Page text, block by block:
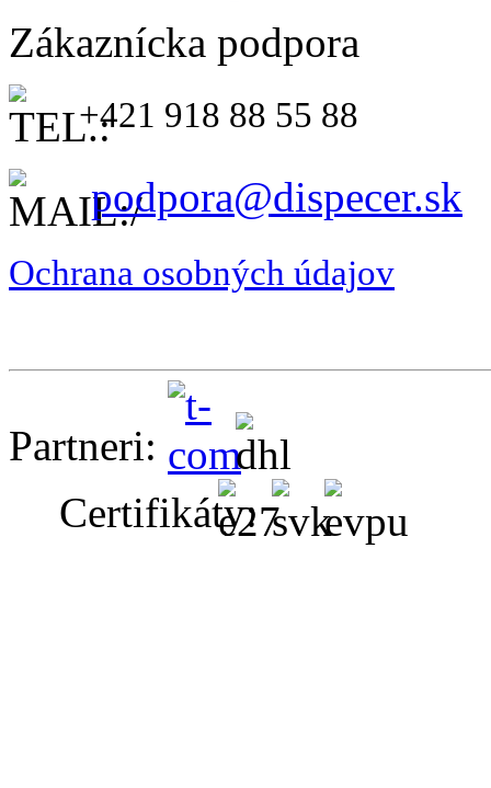
Zákaznícka podpora
+421 918 88 55 88
podpora@dispecer.sk
Ochrana osobných údajov
Partneri:
Certifikáty: